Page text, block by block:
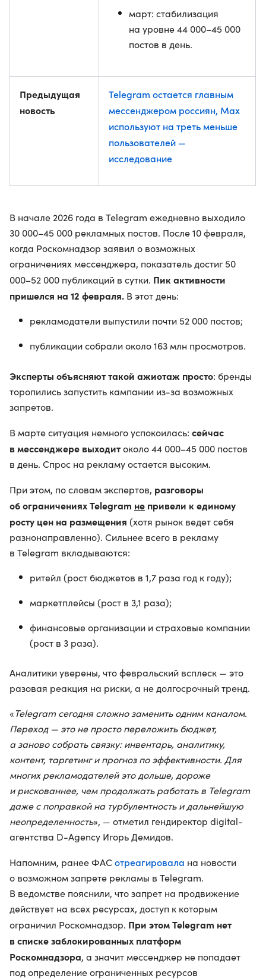
март: стабилизация
на уровне 44 000–45 000
постов в день.
Предыдущая
новость
Telegram остается главным
мессенджером россиян, Max
используют на треть меньше
пользователей —
исследование
В начале 2026 года в Telegram ежедневно выходило
30 000–45 000 рекламных постов. После 10 февраля,
когда Роскомнадзор заявил о возможных
ограничениях мессенджера, показатель достиг 50
000–52 000 публикаций в сутки. Пик активности
пришелся на 12 февраля. В этот день:
рекламодатели выпустили почти 52 000 постов;
публикации собрали около 163 млн просмотров.
Эксперты объясняют такой ажиотаж просто: бренды
торопились запустить кампании из-за возможных
запретов.
В марте ситуация немного успокоилась: сейчас
в мессенджере выходитоколо 44 000–45 000 постов
в день. Спрос на рекламу остается высоким.
При этом, по словам экспертов, разговоры
об ограничениях Telegram не привели к единому
росту цен на размещения (хотя рынок ведет себя
разнонаправленно). Сильнее всего в рекламу
в Telegram вкладываются:
ритейл (рост бюджетов в 1,7 раза год к году);
маркетплейсы (рост в 3,1 раза);
финансовые организации и страховые компании
(рост в 3 раза).
Аналитики уверены, что февральский всплеск — это
разовая реакция на риски, а не долгосрочный тренд.
«Telegram сегодня сложно заменить одним каналом.
Переход — это не просто переложить бюджет,
а заново собрать связку: инвентарь, аналитику,
контент, таргетинг и прогноз по эффективности. Для
многих рекламодателей это дольше, дороже
и рискованнее, чем продолжать работать в Telegram
даже с поправкой на турбулентность и дальнейшую
неопределенность», — отметил гендиректор digital-
агентства D-Agency Игорь Демидов.
Напомним, ранее ФАСотреагировала на новости
о возможном запрете рекламы в Telegram.
В ведомстве пояснили, что запрет на продвижение
действует на всех ресурсах, доступ к которым
ограничил Роскомнадзор. При этом Telegram нет
в списке заблокированных платформ
Роскомнадзора, а значит мессенджер не попадает
под определение ограниченных ресурсов